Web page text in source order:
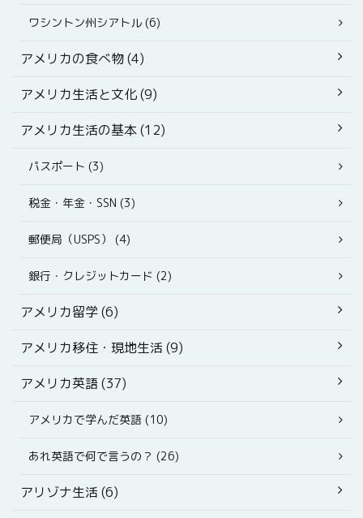
ワシントン州シアトル (6)
アメリカの食べ物 (4)
アメリカ生活と文化 (9)
アメリカ生活の基本 (12)
パスポート (3)
税金・年金・SSN (3)
郵便局（USPS） (4)
銀行・クレジットカード (2)
アメリカ留学 (6)
アメリカ移住・現地生活 (9)
アメリカ英語 (37)
アメリカで学んだ英語 (10)
あれ英語で何で言うの？ (26)
アリゾナ生活 (6)